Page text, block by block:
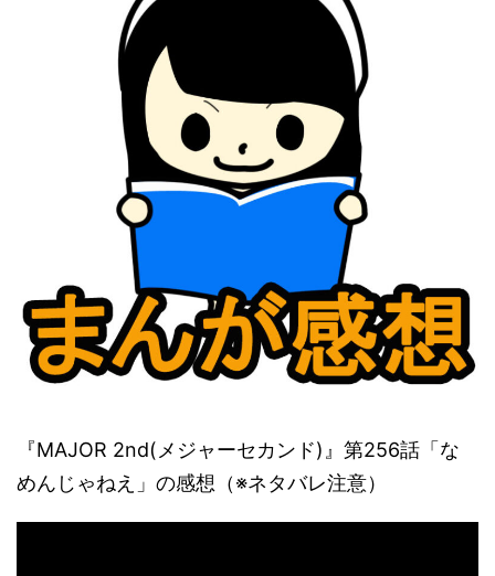
『MAJOR 2nd(メジャーセカンド)』第256話「な
めんじゃねえ」の感想（※ネタバレ注意）